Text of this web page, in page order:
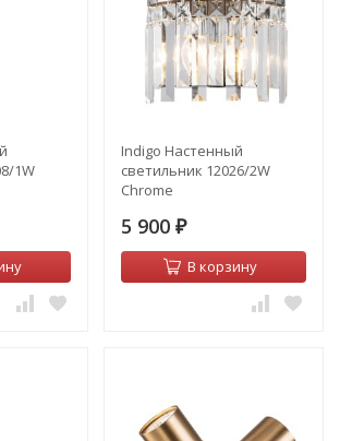
1W
Indigo Настенный
светильник 12026/2W
Chrome
5 900 ₽
В корзину